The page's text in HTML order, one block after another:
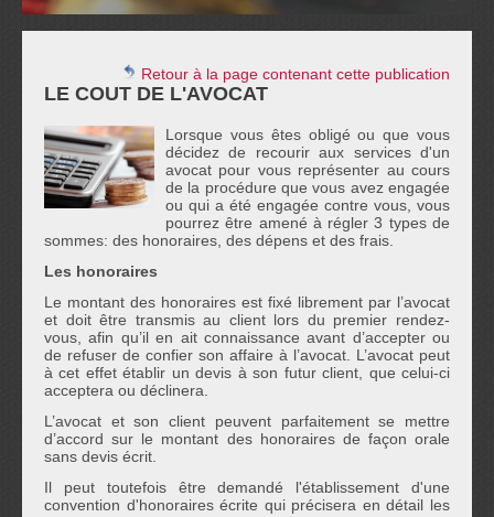
Retour à la page contenant cette publication
LE COUT DE L'AVOCAT
Lorsque vous êtes obligé ou que vous
décidez de recourir aux services d'un
avocat pour vous représenter au cours
de la procédure que vous avez engagée
ou qui a été engagée contre vous, vous
pourrez être amené à régler 3 types de
sommes: des honoraires, des dépens et des frais.
Les honoraires
Le montant des honoraires est fixé librement par l’avocat
et doit être transmis au client lors du premier rendez-
vous, afin qu’il en ait connaissance avant d’accepter ou
de refuser de confier son affaire à l’avocat. L’avocat peut
à cet effet établir un devis à son futur client, que celui-ci
acceptera ou déclinera.
L’avocat et son client peuvent parfaitement se mettre
d’accord sur le montant des honoraires de façon orale
sans devis écrit.
Il peut toutefois être demandé l'établissement d'une
convention d'honoraires écrite qui précisera en détail les